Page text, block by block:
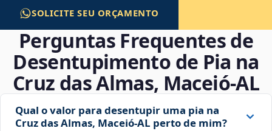
SOLICITE SEU ORÇAMENTO
Perguntas Frequentes de
Desentupimento de Pia na
Cruz das Almas, Maceió‑AL
Qual o valor para desentupir uma pia na
Cruz das Almas, Maceió‑AL perto de mim?